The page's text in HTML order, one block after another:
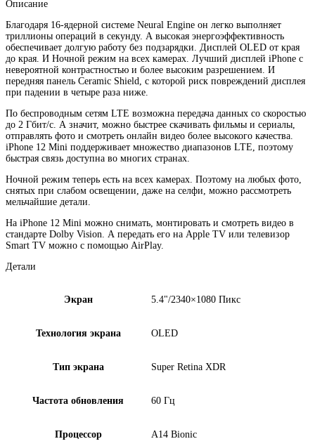
Описание
Благодаря 16‑ядерной системе Neural Engine он легко выполняет
триллионы операций в секунду. А высокая энергоэффективность
обеспечивает долгую работу без подзарядки. Дисплей OLED от края
до края. И Ночной режим на всех камерах. Лучший дисплей iPhone с
невероятной контрастностью и более высоким разрешением. И
передняя панель Ceramic Shield, с которой риск повреждений дисплея
при падении в четыре раза ниже.
По беспроводным сетям LTE возможна передача данных со скоростью
до 2 Гбит/с. А значит, можно быстрее скачивать фильмы и сериалы,
отправлять фото и смотреть онлайн видео более высокого качества.
iPhone 12 Mini поддерживает множество диапазонов LTE, поэтому
быстрая связь доступна во многих странах.
Ночной режим теперь есть на всех камерах. Поэтому на любых фото,
снятых при слабом освещении, даже на селфи, можно рассмотреть
мельчайшие детали.
На iPhone 12 Mini можно снимать, монтировать и смотреть видео в
стандарте Dolby Vision. А передать его на Apple TV или телевизор
Smart TV можно с помощью AirPlay.
Детали
Экран 5.4"/2340×1080 Пикс
Технология экрана OLED
Тип экрана Super Retina XDR
Частота обновления 60 Гц
Процессор A14 Bionic